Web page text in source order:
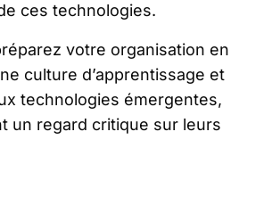
ces technologies.
votre organisation en
culture d’apprentissage et
technologies émergentes,
un regard critique sur leurs